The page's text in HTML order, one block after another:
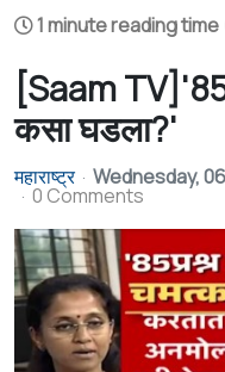
1 minute reading time
[Saam TV]'85
कसा घडला?'
महाराष्ट्र Wednesday,
0 Comments